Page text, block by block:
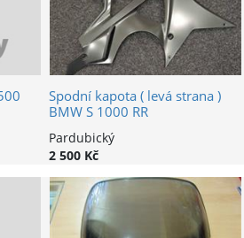
Spodní kapota ( levá strana )
BMW S 1000 RR
Pardubický
2 500 Kč